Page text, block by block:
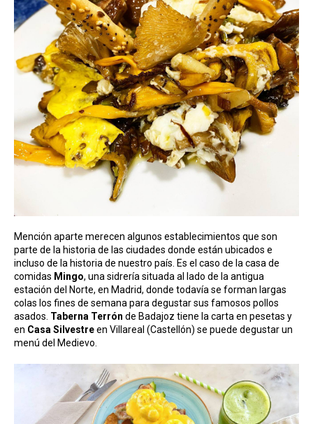
Mención aparte merecen algunos establecimientos que son
parte de la historia de las ciudades donde están ubicados e
incluso de la historia de nuestro país. Es el caso de la casa de
comidas Mingo, una sidrería situada al lado de la antigua
estación del Norte, en Madrid, donde todavía se forman largas
colas los fines de semana para degustar sus famosos pollos
asados. Taberna Terrón de Badajoz tiene la carta en pesetas y
en Casa Silvestreen Villareal (Castellón) se puede degustar un
menú del Medievo.